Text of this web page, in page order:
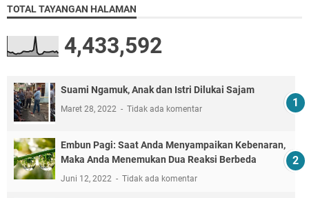
TOTAL TAYANGAN HALAMAN
4,433,592
Suami Ngamuk, Anak dan Istri Dilukai Sajam
Maret 28, 2022 Tidak ada komentar
Embun Pagi: Saat Anda Menyampaikan Kebenaran,
Maka Anda Menemukan Dua Reaksi Berbeda
Juni 12, 2022 Tidak ada komentar